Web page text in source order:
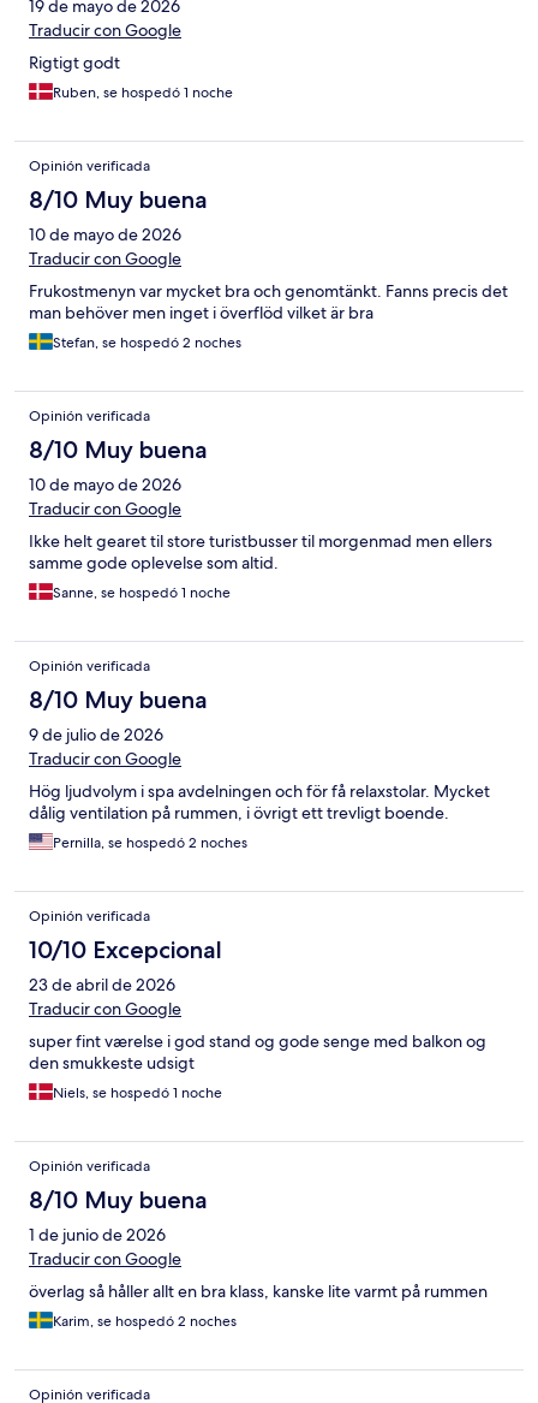
19 de mayo de 2026
Traducir con Google
Rigtigt godt
Ruben, se hospedó 1 noche
Opinión verificada
8/10 Muy buena
10 de mayo de 2026
Traducir con Google
Frukostmenyn var mycket bra och genomtänkt. Fanns precis det
man behöver men inget i överflöd vilket är bra
Stefan, se hospedó 2 noches
Opinión verificada
8/10 Muy buena
10 de mayo de 2026
Traducir con Google
Ikke helt gearet til store turistbusser til morgenmad men ellers
samme gode oplevelse som altid.
Sanne, se hospedó 1 noche
Opinión verificada
8/10 Muy buena
9 de julio de 2026
Traducir con Google
Hög ljudvolym i spa avdelningen och för få relaxstolar. Mycket
dålig ventilation på rummen, i övrigt ett trevligt boende.
Pernilla, se hospedó 2 noches
Opinión verificada
10/10 Excepcional
23 de abril de 2026
Traducir con Google
super fint værelse i god stand og gode senge med balkon og
den smukkeste udsigt
Niels, se hospedó 1 noche
Opinión verificada
8/10 Muy buena
1 de junio de 2026
Traducir con Google
överlag så håller allt en bra klass, kanske lite varmt på rummen
Karim, se hospedó 2 noches
Opinión verificada